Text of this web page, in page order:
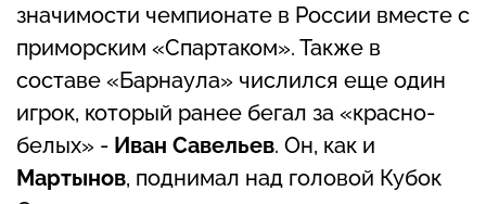
значимости чемпионате в России вместе с
приморским «Спартаком». Также в
составе «Барнаула» числился еще один
игрок, который ранее бегал за «красно-
белых» - Иван Савельев. Он, как и
Мартынов, поднимал над головой Кубок